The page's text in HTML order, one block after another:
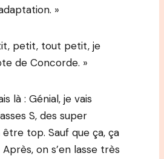
»
petit, tout petit, je
de Concorde. »
là : Génial, je vais
S, des super
être top. Sauf que ça, ça
on s’en lasse très